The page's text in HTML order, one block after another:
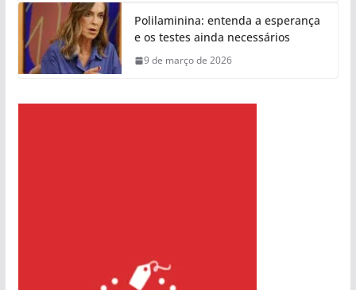
Polilaminina: entenda a esperança
e os testes ainda necessários
9 de março de 2026